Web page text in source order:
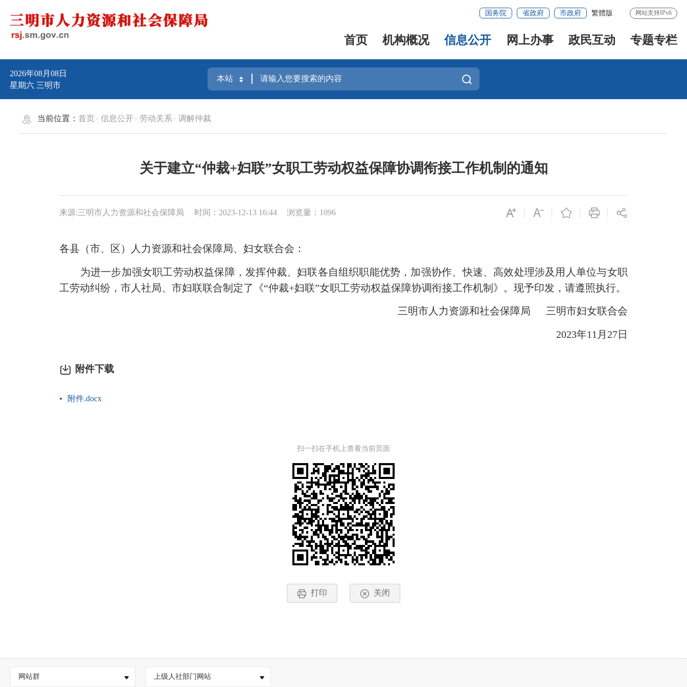
国务院 省政府 市政府 繁體版 网站支持IPv6
首页 机构概况 信息公开 网上办事 政民互动 专题专栏
2026年08月08日
星期六 三明市
当前位置：首页 信息公开 劳动关系 调解仲裁
关于建立“仲裁+妇联”女职工劳动权益保障协调衔接工作机制的通知
来源:三明市人力资源和社会保障局 时间：2023-12-13 16:44 浏览量：1096
各县（市、区）人力资源和社会保障局、妇女联合会：
为进一步加强女职工劳动权益保障，发挥仲裁、妇联各自组织职能优势，加强协作、快速、高效处理涉及用人单位与女职
工劳动纠纷，市人社局、市妇联联合制定了《“仲裁+妇联”女职工劳动权益保障协调衔接工作机制》。现予印发，请遵照执行。
三明市人力资源和社会保障局 三明市妇女联合会
2023年11月27日
附件下载
附件.docx
扫一扫在手机上查看当前页面
打印 关闭
网站群 上级人社部门网站